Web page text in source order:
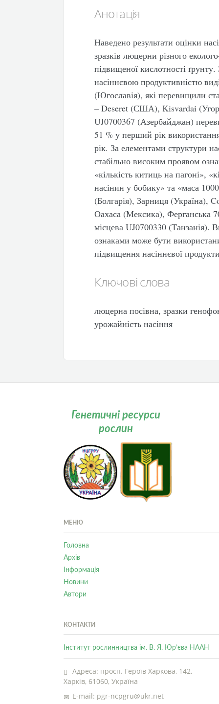
Анотація
Наведено результати оцінки
зразків люцерни різного
підвищеної кислотності
насіннєвою продуктивністю
(Югославія), які перевищили
– Deseret (США), Kisvardai
UJ0700367 (Азербайджан)
51 % у перший рік
рік. За елементами структури
стабільно високим проявом
«кількість китиць на пагоні»,
насінин у бобику» та «маса
(Болгарія), Зарниця (Україна),
Оахаса (Мексика), Ферганська
місцева UJ0700330 (Танзанія).
ознаками може бути
підвищення насіннєвої
Ключові слова
люцерна посівна, зразки
урожайність насіння
Генетичні ресурси
рослин
МЕНЮ
Головна
Архів
Інформація
Новини
Автори
КОНТАКТИ
Інститут рослинництва ім. В. Я. Юр’єва НААН
Адреса: просп. Героїв Харкова, 142,
Харків, 61060, Україна
E-mail: pgr-ncpgru@ukr.net